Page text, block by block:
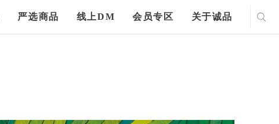
严选商品 线上DM 会员专区 关于诚品